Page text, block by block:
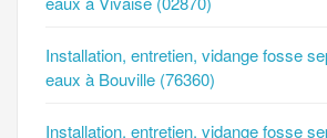
Installation, entretien, vidange fosse
eaux à Bouville (76360)
Installation, entretien, vidange fosse